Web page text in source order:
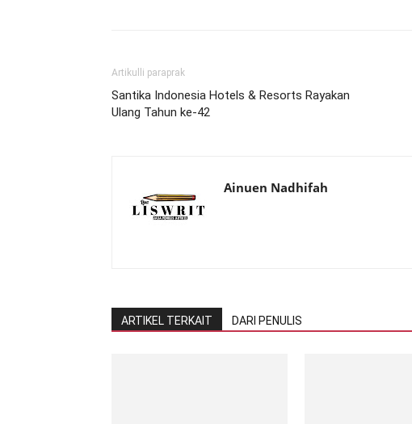
Artikulli paraprak
Santika Indonesia Hotels & Resorts Rayakan
Ulang Tahun ke-42
Ainuen Nadhifah
ARTIKEL TERKAIT DARI PENULIS